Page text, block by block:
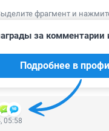
фрагмент и
40
за комментарии
Подробнее в
05:58